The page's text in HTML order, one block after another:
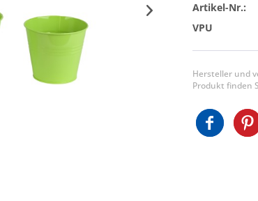
Artikel-Nr.:
VPU
Hersteller und
Produkt finden